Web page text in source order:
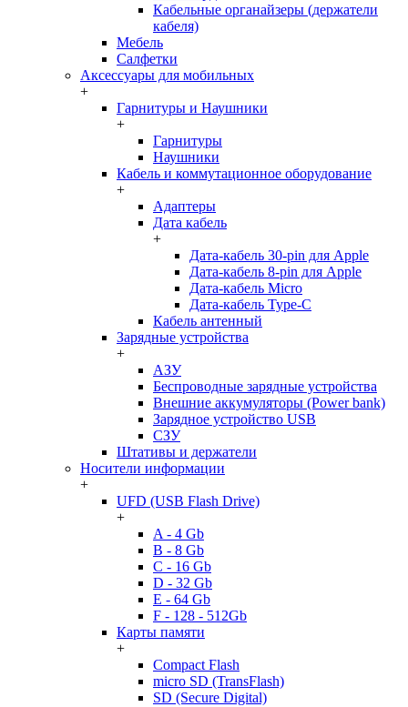
Кабельные органайзеры (держатели
кабеля)
Мебель
Салфетки
Аксессуары для мобильных
+
Гарнитуры и Наушники
+
Гарнитуры
Наушники
Кабель и коммутационное оборудование
+
Адаптеры
Дата кабель
+
Дата-кабель 30-pin для Apple
Дата-кабель 8-pin для Apple
Дата-кабель Micro
Дата-кабель Type-C
Кабель антенный
Зарядные устройства
+
АЗУ
Беспроводные зарядные устройства
Внешние аккумуляторы (Power bank)
Зарядное устройство USB
СЗУ
Штативы и держатели
Носители информации
+
UFD (USB Flash Drive)
+
A - 4 Gb
B - 8 Gb
C - 16 Gb
D - 32 Gb
E - 64 Gb
F - 128 - 512Gb
Карты памяти
+
Compact Flash
micro SD (TransFlash)
SD (Secure Digital)